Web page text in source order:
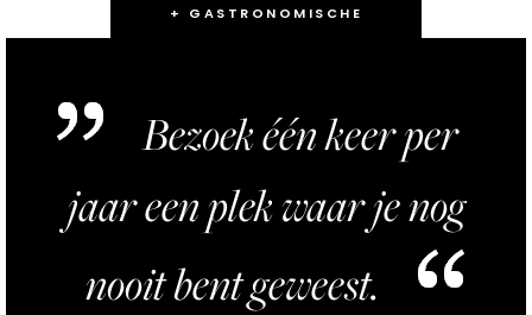
+ GASTRONOMISCHE
Bezoek één keer per
jaar een plek waar je nog
nooit bent geweest.